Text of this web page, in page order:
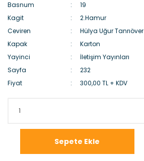
Basnum
19
Kagit
2.Hamur
Ceviren
Hülya Uğur Tanrıöver
Kapak
Karton
Yayinci
İletişim Yayınları
Sayfa
232
Fiyat
300,00 TL + KDV
Sepete Ekle